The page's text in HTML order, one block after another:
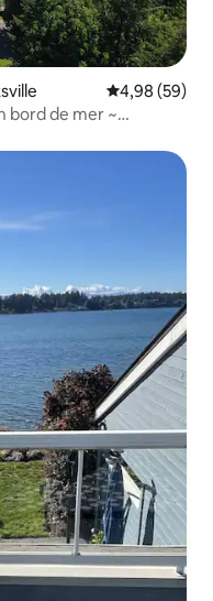
Évaluation
4,98 (59)
bord de mer ~